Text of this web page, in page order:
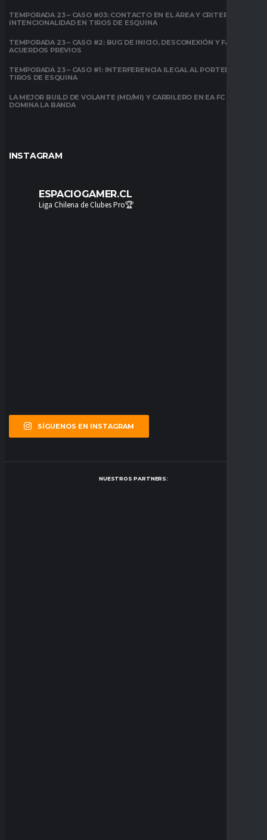
TEMPORADA 23 – CASO #03: CONTACTO EN EL ÁREA Y CRITERIO DE
INTENCIONALIDAD EN TIROS DE ESQUINA
TEMPORADA 23 – CASO #2: BUG DE INICIO, DESCONEXIÓN Y FALTA DE
ACUERDOS PREVIOS
TEMPORADA 23 – CASO #1: INTERFERENCIA ILEGAL AL PORTERO EN
TIROS DE ESQUINA
LA MEJOR BUILD DE VOLANTE (MD/MI) Y CARRILERO EN EA FC 26:
DOMINA LA BANDA
INSTAGRAM
ESPACIOGAMER.CL
Liga Chilena de Clubes Pro🏆
SÍGUENOS EN INSTAGRAM
NUESTROS PARTNERS: